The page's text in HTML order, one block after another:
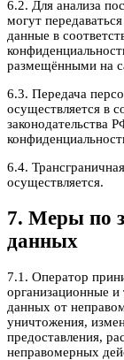
6.2. Для анализа
могут
данные в
размещёнными на
6.3. Передача
осуществляется в
законодательства
6.4.
осуществляется.
7. Меры по
данных
7.1. Оператор
организационные
данных от
уничтожения,
предоставления,
неправомерных